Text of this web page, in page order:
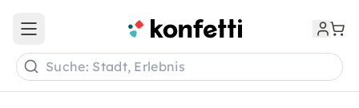
Open main menu
Suche: Stadt, Erlebnis